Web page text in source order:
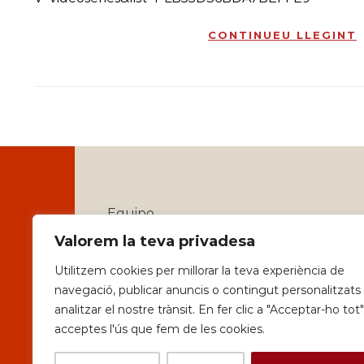
Valorem la teva privadesa
Utilitzem cookies per millorar la teva experiència de
navegació, publicar anuncis o contingut personalitzats
analitzar el nostre trànsit. En fer clic a "Acceptar-ho
acceptes l'ús que fem de les cookies.
VÍDEOS D'AQUESTA LLISTA:
Presentació 3D de SantBoi[.Tv] de
Marc Santboià 24 de febr. de 2011
Presentació 3D de SantBoi[.Tv] realitzada per